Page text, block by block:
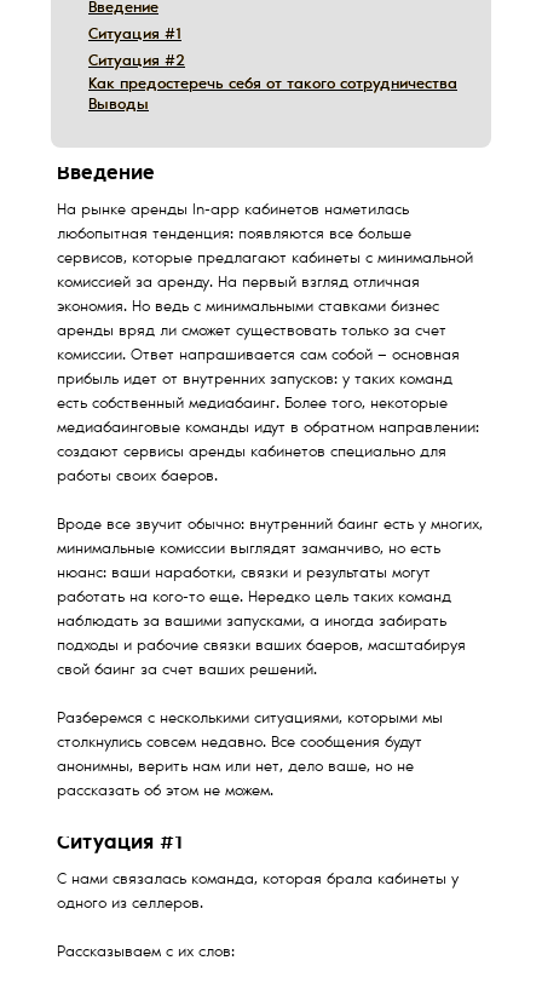
Выводы
Выводы
Как предостеречь себя от такого сотрудничества
Как предостеречь себя от такого сотрудничества
Ситуация #2
Ситуация #2
Введение
Введение
Ситуация #1
Ситуация #1
Введение
На рынке аренды In-app кабинетов наметилась
любопытная тенденция: появляются все больше
сервисов, которые предлагают кабинеты с минимальной
комиссией за аренду. На первый взгляд отличная
экономия. Но ведь с минимальными ставками бизнес
аренды вряд ли сможет существовать только за счет
комиссии. Ответ напрашивается сам собой — основная
прибыль идет от внутренних запусков: у таких команд
есть собственный медиабаинг. Более того, некоторые
медиабаинговые команды идут в обратном направлении:
создают сервисы аренды кабинетов специально для
работы своих баеров.
Вроде все звучит обычно: внутренний баинг есть у многих,
минимальные комиссии выглядят заманчиво, но есть
нюанс: ваши наработки, связки и результаты могут
работать на кого-то еще. Нередко цель таких команд
наблюдать за вашими запусками, а иногда забирать
подходы и рабочие связки ваших баеров, масштабируя
свой баинг за счет ваших решений.
Разберемся с несколькими ситуациями, которыми мы
столкнулись совсем недавно. Все сообщения будут
анонимны, верить нам или нет, дело ваше, но не
рассказать об этом не можем.
Ситуация #1
С нами связалась команда, которая брала кабинеты у
одного из селлеров.
Рассказываем с их слов: